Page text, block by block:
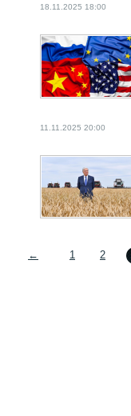
18.11.2025 18:00
11.11.2025 20:00
← 1 2